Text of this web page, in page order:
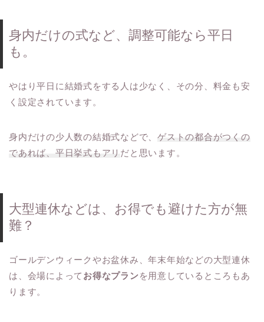
身内だけの式など、調整可能なら平日
も。
やはり平日に結婚式をする人は少なく、その分、料金も安
く設定されています。
身内だけの少人数の結婚式などで、ゲストの都合がつくの
であれば、平日挙式もアリ だと思います。
大型連休などは、お得でも避けた方が無
難？
ゴールデンウィークやお盆休み、年末年始などの大型連休
は、会場によって お得なプランを用意しているところもあ
ります。